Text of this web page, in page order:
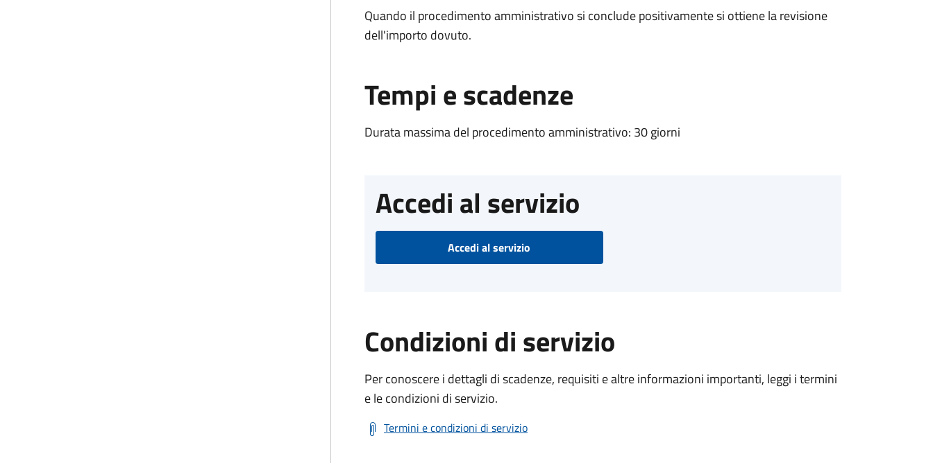
Quando il procedimento amministrativo si conclude positivamente si ottiene la revisione
dell'importo dovuto.
Tempi e scadenze
Durata massima del procedimento amministrativo: 30 giorni
Accedi al servizio
Accedi al servizio
Condizioni di servizio
Per conoscere i dettagli di scadenze, requisiti e altre informazioni importanti, leggi i termini
e le condizioni di servizio.
Termini e condizioni di servizio